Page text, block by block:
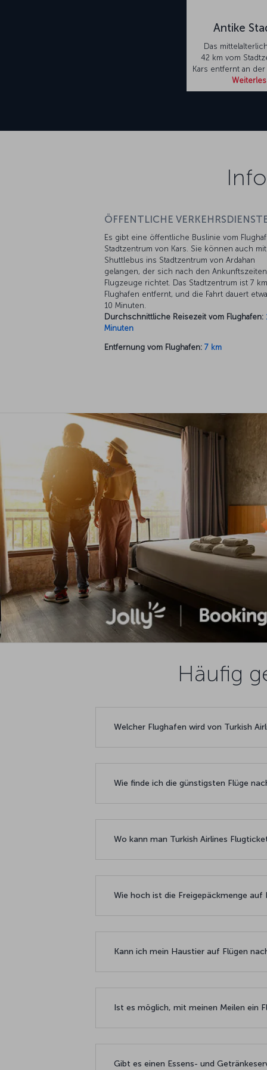
Antike
Das
42 km vom
Kars entfernt an
ÖFFENTLICHE
Es gibt eine öffentliche Buslinie vom
Stadtzentrum von Kars. Sie können auch
Shuttlebus ins Stadtzentrum von Ardahan
gelangen, der sich nach den
Flugzeuge richtet. Das Stadtzentrum ist 7
Flughafen entfernt, und die Fahrt dauert etwa
10 Minuten.
Durchschnittliche Reisezeit vom Flughafen:
Minuten
Entfernung vom Flughafen: 7 km
Häufig
Welcher Flughafen wird von Turkish
Wie finde ich die günstigsten Flüge
Wo kann man Turkish Airlines
Wie hoch ist die Freigepäckmenge auf
Kann ich mein Haustier auf Flügen
Ist es möglich, mit meinen Meilen ein
Gibt es einen Essens- und